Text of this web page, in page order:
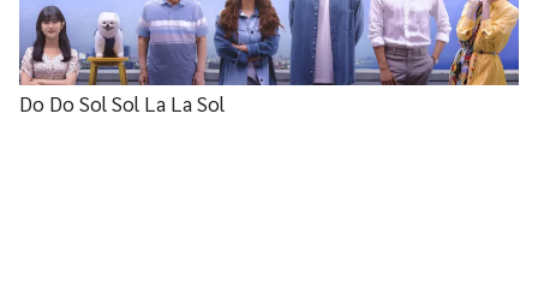
Do Do Sol Sol La La Sol